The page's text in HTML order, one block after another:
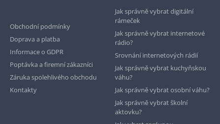
Obchodní podmínky
Doprava a platba
Informace o GDPR
Poptávka a firemní zákazníci
Záruka spolehlivého obchodu
Kontakty
Jak správně vybrat digitální
rámeček
Jak správně vybrat internetové
rádio?
Srovnání internetových rádií
Jak správně vybrat kuchyňskou
váhu?
Jak správně vybrat osobní váhu?
Jak správně vybrat školní
aktovku?